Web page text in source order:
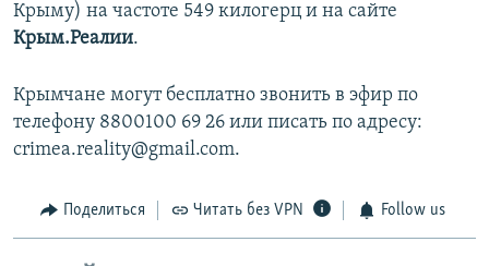
Крыму) на частоте 549 килогерц и на сайте
Крым.Реалии.
Крымчане могут бесплатно звонить в эфир по
телефону 8800100 69 26 или писать по адресу:
crimea.reality@gmail.com.
Поделиться Читать без VPN Follow us